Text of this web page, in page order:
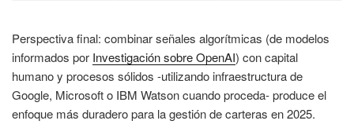
Perspectiva final: combinar señales algorítmicas (de modelos
informados por Investigación sobre OpenAI) con capital
humano y procesos sólidos -utilizando infraestructura de
Google, Microsoft o IBM Watson cuando proceda- produce el
enfoque más duradero para la gestión de carteras en 2025.